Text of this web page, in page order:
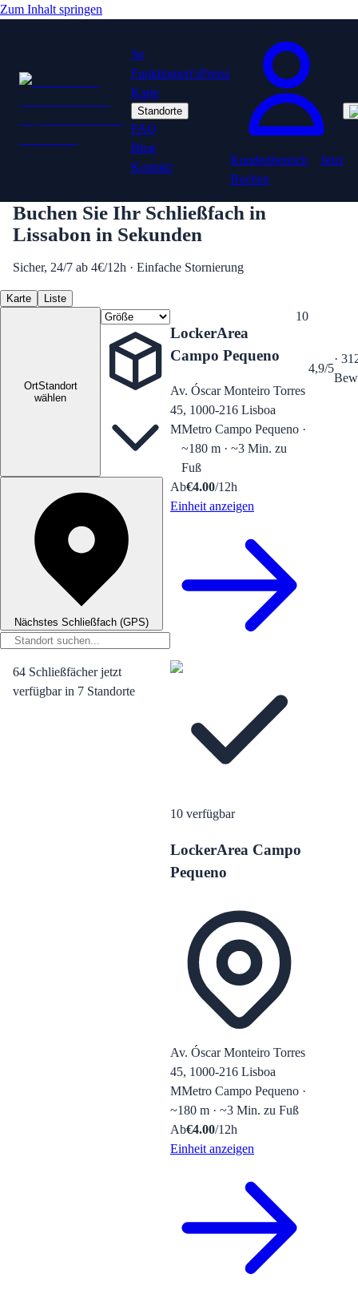
Zum Inhalt springen
So
Funktioniert'sPreise
Karte
Standorte
FAQ
Blog
Kontakt
Kundenbereich
Jetzt
Buchen
Buchen Sie Ihr Schließfach in
Lissabon in Sekunden
Sicher, 24/7 ab 4€/12h · Einfache Stornierung
Karte Liste
OrtStandort
wählen
Nächstes Schließfach (GPS)
64 Schließfächer jetzt
verfügbar in 7 Standorte
LockerArea
Campo Pequeno
10
Av. Óscar Monteiro Torres
45, 1000-216 Lisboa
MMetro Campo Pequeno ·
~180 m · ~3 Min. zu
Fuß
Ab€4.00/12h
Einheit anzeigen
10 verfügbar
LockerArea Campo
Pequeno
Av. Óscar Monteiro Torres
45, 1000-216 Lisboa
MMetro Campo Pequeno ·
~180 m · ~3 Min. zu Fuß
Ab€4.00/12h
Einheit anzeigen
4,9/5
·